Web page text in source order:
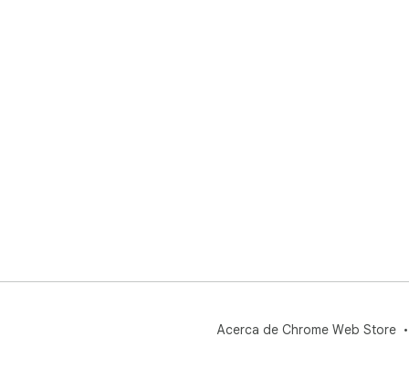
Acerca de Chrome Web Store